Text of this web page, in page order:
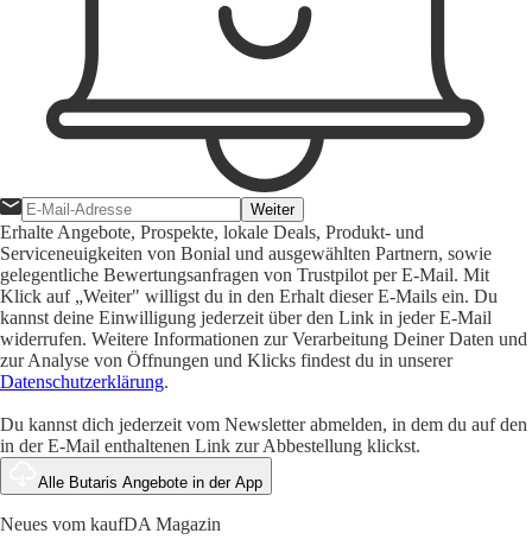
Weiter
Erhalte Angebote, Prospekte, lokale Deals, Produkt- und
Serviceneuigkeiten von Bonial und ausgewählten Partnern, sowie
gelegentliche Bewertungsanfragen von Trustpilot per E-Mail. Mit
Klick auf „Weiter" willigst du in den Erhalt dieser E-Mails ein. Du
kannst deine Einwilligung jederzeit über den Link in jeder E-Mail
widerrufen. Weitere Informationen zur Verarbeitung Deiner Daten und
zur Analyse von Öffnungen und Klicks findest du in unserer
Datenschutzerklärung.
Du kannst dich jederzeit vom Newsletter abmelden, in dem du auf den
in der E-Mail enthaltenen Link zur Abbestellung klickst.
Alle Butaris Angebote in der App
Neues vom kaufDA Magazin